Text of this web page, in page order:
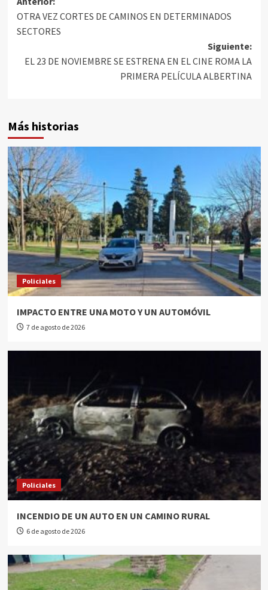
OTRA VEZ CORTES DE CAMINOS EN DETERMINADOS
SECTORES
Siguiente:
EL 23 DE NOVIEMBRE SE ESTRENA EN EL CINE ROMA LA
PRIMERA PELÍCULA ALBERTINA
Más historias
Policiales
IMPACTO ENTRE UNA MOTO Y UN AUTOMÓVIL
7 de agosto de 2026
Policiales
INCENDIO DE UN AUTO EN UN CAMINO RURAL
6 de agosto de 2026